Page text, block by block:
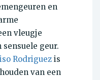
en
vleugje
geur.
Rodriguez is
van een